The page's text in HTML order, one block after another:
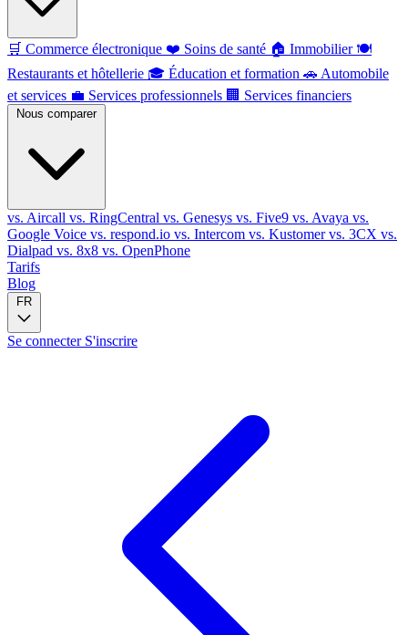
🛒 Commerce électronique ❤️ Soins de santé 🏠 Immobilier 🍽️
Restaurants et hôtellerie 🎓 Éducation et formation 🚗 Automobile
et services 💼 Services professionnels 🏢 Services financiers
Nous comparer
vs. Aircall vs. RingCentral vs. Genesys vs. Five9 vs. Avaya vs.
Google Voice vs. respond.io vs. Intercom vs. Kustomervs. 3CX vs.
Dialpad vs. 8x8 vs. OpenPhone
Tarifs
Blog
FR
Se connecter S'inscrire